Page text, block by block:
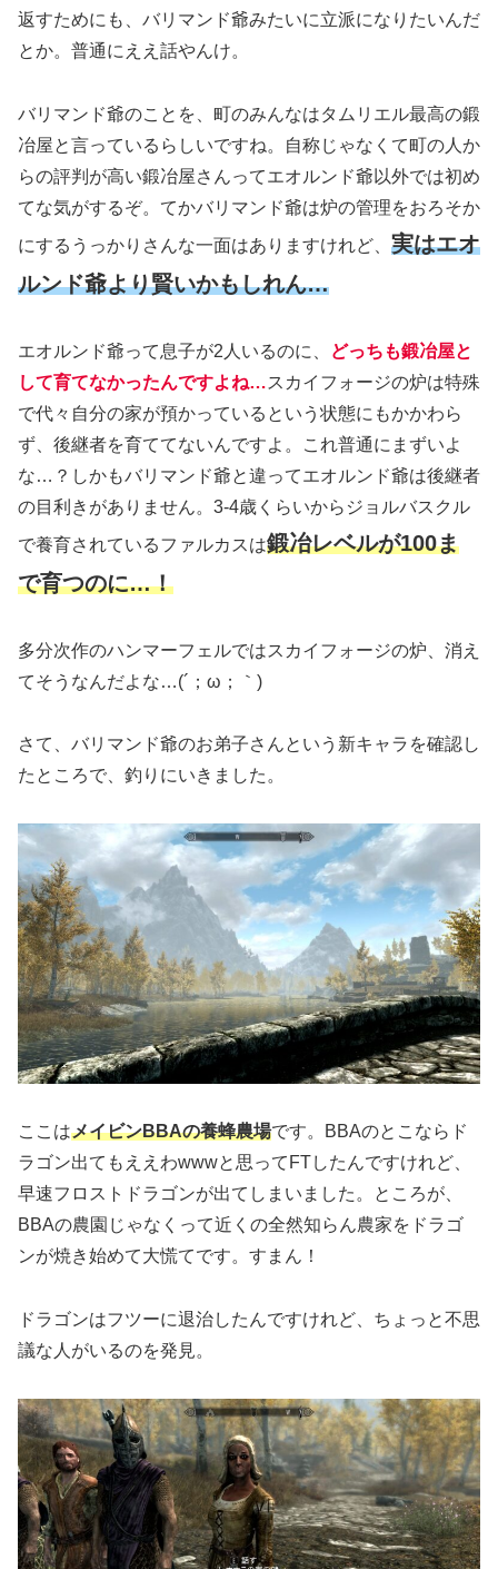
返すためにも、バリマンド爺みたいに立派になりたいんだ
とか。普通にええ話やんけ。
バリマンド爺のことを、町のみんなはタムリエル最高の鍛
冶屋と言っているらしいですね。自称じゃなくて町の人か
らの評判が高い鍛冶屋さんってエオルンド爺以外では初め
てな気がするぞ。てかバリマンド爺は炉の管理をおろそか
にするうっかりさんな一面はありますけれど、 実はエオ
ルンド爺より賢いかもしれん…
エオルンド爺って息子が2人いるのに、
どっちも鍛冶屋と
して育てなかったんですよね…スカイフォージの炉は特殊
で代々自分の家が預かっているという状態にもかかわら
ず、後継者を育ててないんですよ。これ普通にまずいよ
な…？しかもバリマンド爺と違ってエオルンド爺は後継者
の目利きがありません。3-4歳くらいからジョルバスクル
で養育されているファルカスは鍛冶レベルが100ま
で育つのに…！
多分次作のハンマーフェルではスカイフォージの炉、消え
てそうなんだよな…(´；ω；｀)
さて、バリマンド爺のお弟子さんという新キャラを確認し
たところで、釣りにいきました。
ここはメイビンBBAの養蜂農場です。BBAのとこならド
ラゴン出てもええわwwwと思ってFTしたんですけれど、
早速フロストドラゴンが出てしまいました。ところが、
BBAの農園じゃなくって近くの全然知らん農家をドラゴ
ンが焼き始めて大慌てです。すまん！
ドラゴンはフツーに退治したんですけれど、ちょっと不思
議な人がいるのを発見。